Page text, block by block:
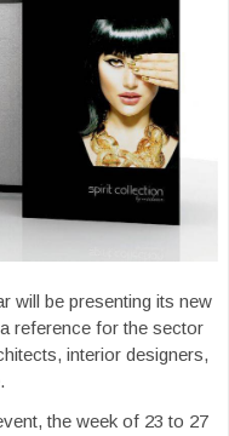
will be presenting its new
reference for the sector
interior designers,
the week of 23 to 27